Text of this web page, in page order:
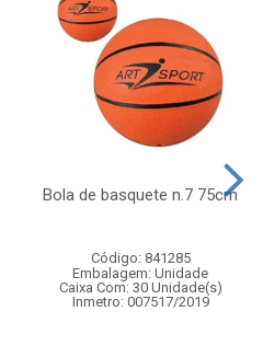
Bola de basquete n.7 75cm
Código: 841285
Embalagem: Unidade
Caixa Com: 30 Unidade(s)
Inmetro: 007517/2019